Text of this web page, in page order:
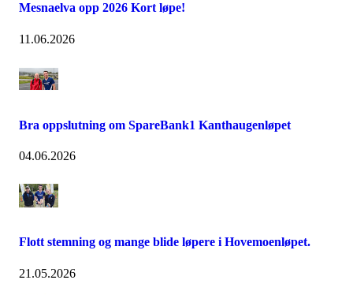
Mesnaelva opp 2026 Kort løpe!
11.06.2026
Bra oppslutning om SpareBank1 Kanthaugenløpet
04.06.2026
Flott stemning og mange blide løpere i Hovemoenløpet.
21.05.2026